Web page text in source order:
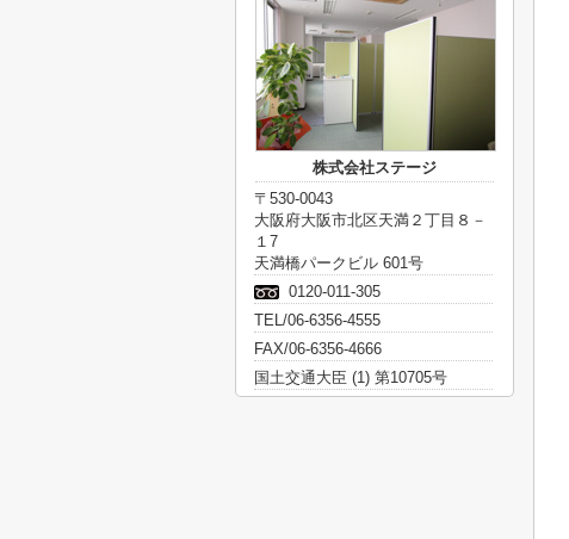
株式会社ステージ
〒530-0043
大阪府大阪市北区天満２丁目８－
１7
天満橋パークビル 601号
0120-011-305
TEL/06-6356-4555
FAX/06-6356-4666
国土交通大臣 (1) 第10705号